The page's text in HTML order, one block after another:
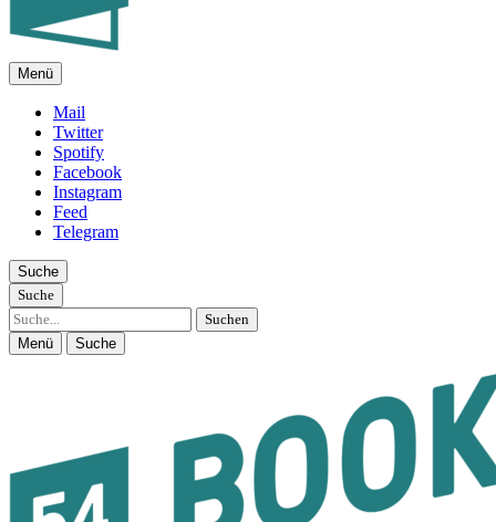
FEUILLETON IM INTERNET
Menü
Mail
Twitter
Spotify
Facebook
Instagram
Feed
Telegram
Suche
Suche
Suche
Menü Suche